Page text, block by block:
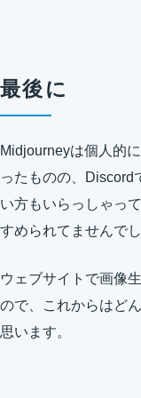
最後に
Midjourneyは個人的
ったものの、Discord
い方もいらっしゃっ
すめられてませんでし
ウェブサイトで画像
ので、これからはど
思います。